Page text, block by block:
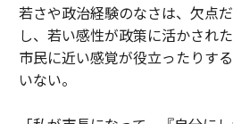
若さや政治経験のなさは、欠点
し、若い感性が政策に活かされ
市民に近い感覚が役立ったりす
いない。